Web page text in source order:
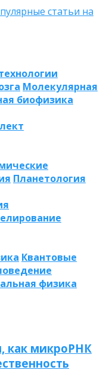
Молекулярная
биофизика
Планетология
Квантовые
физика
как микроРНК